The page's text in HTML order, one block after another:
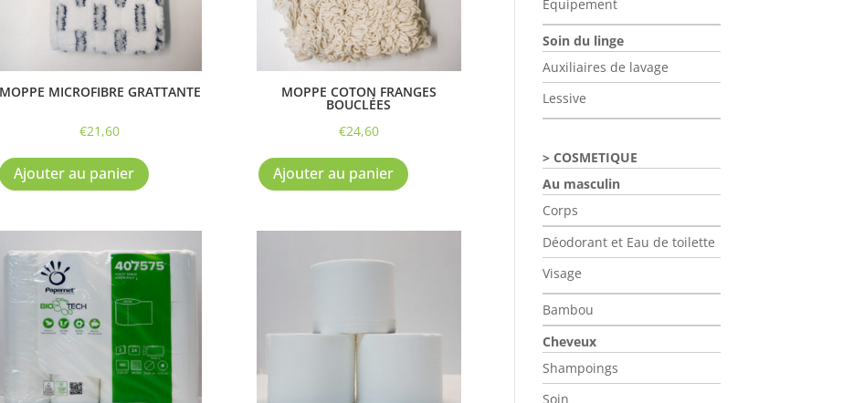
MOPPE MICROFIBRE GRATTANTE
€21,60
Ajouter au panier
MOPPE COTON FRANGES
BOUCLÉES
€24,60
Ajouter au panier
Équipement
Soin du linge
Auxiliaires de lavage
Lessive
COSMETIQUE
Au masculin
Corps
Déodorant et Eau de toilette
Visage
Bambou
Cheveux
Shampoings
Soin